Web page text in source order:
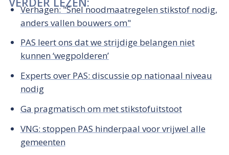
Verhagen: "Snel noodmaatregelen stikstof nodig,
anders vallen bouwers om"
PAS leert ons dat we strijdige belangen niet
kunnen ‘wegpolderen’
Experts over PAS: discussie op nationaal niveau
nodig
Ga pragmatisch om met stikstofuitstoot
VNG: stoppen PAS hinderpaal voor vrijwel alle
gemeenten